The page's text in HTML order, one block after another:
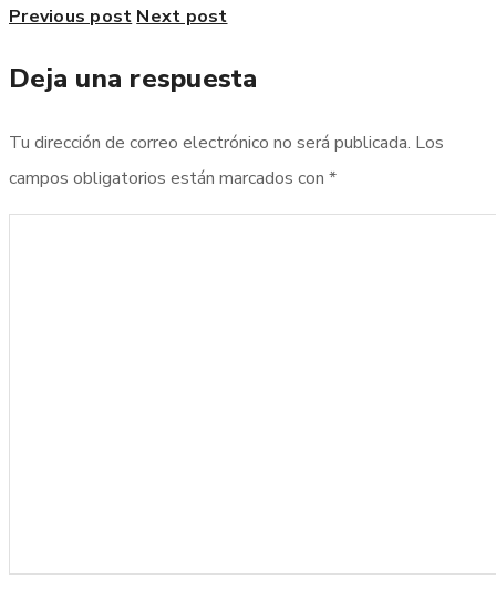
Previous post Next post
Deja una respuesta
Tu dirección de correo electrónico no será publicada. Los
campos obligatorios están marcados con *